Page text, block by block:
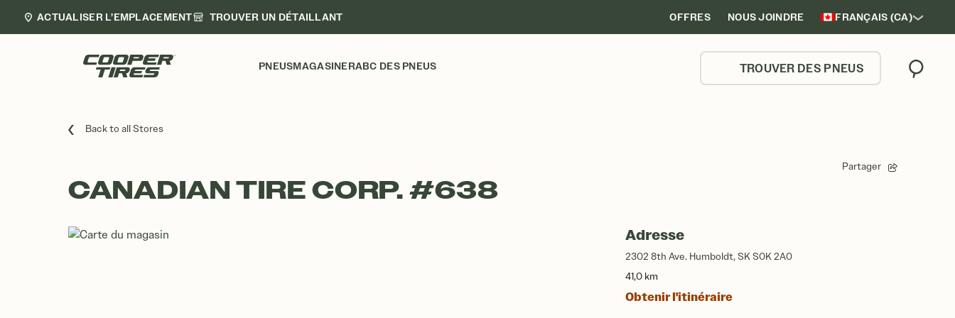
ACTUALISER L’EMPLACEMENT TROUVER UN DÉTAILLANT OFFRES NOUS JOINDRE FRANÇAIS (CA)
PNEUSMAGASINERABC DES PNEUS TROUVER DES PNEUS Trouver
Back to all Stores
Partager
CANADIAN TIRE CORP. #638
Adresse
2302 8th Ave. Humboldt, SK S0K 2A0
41,0 km
Obtenir l'itinéraire